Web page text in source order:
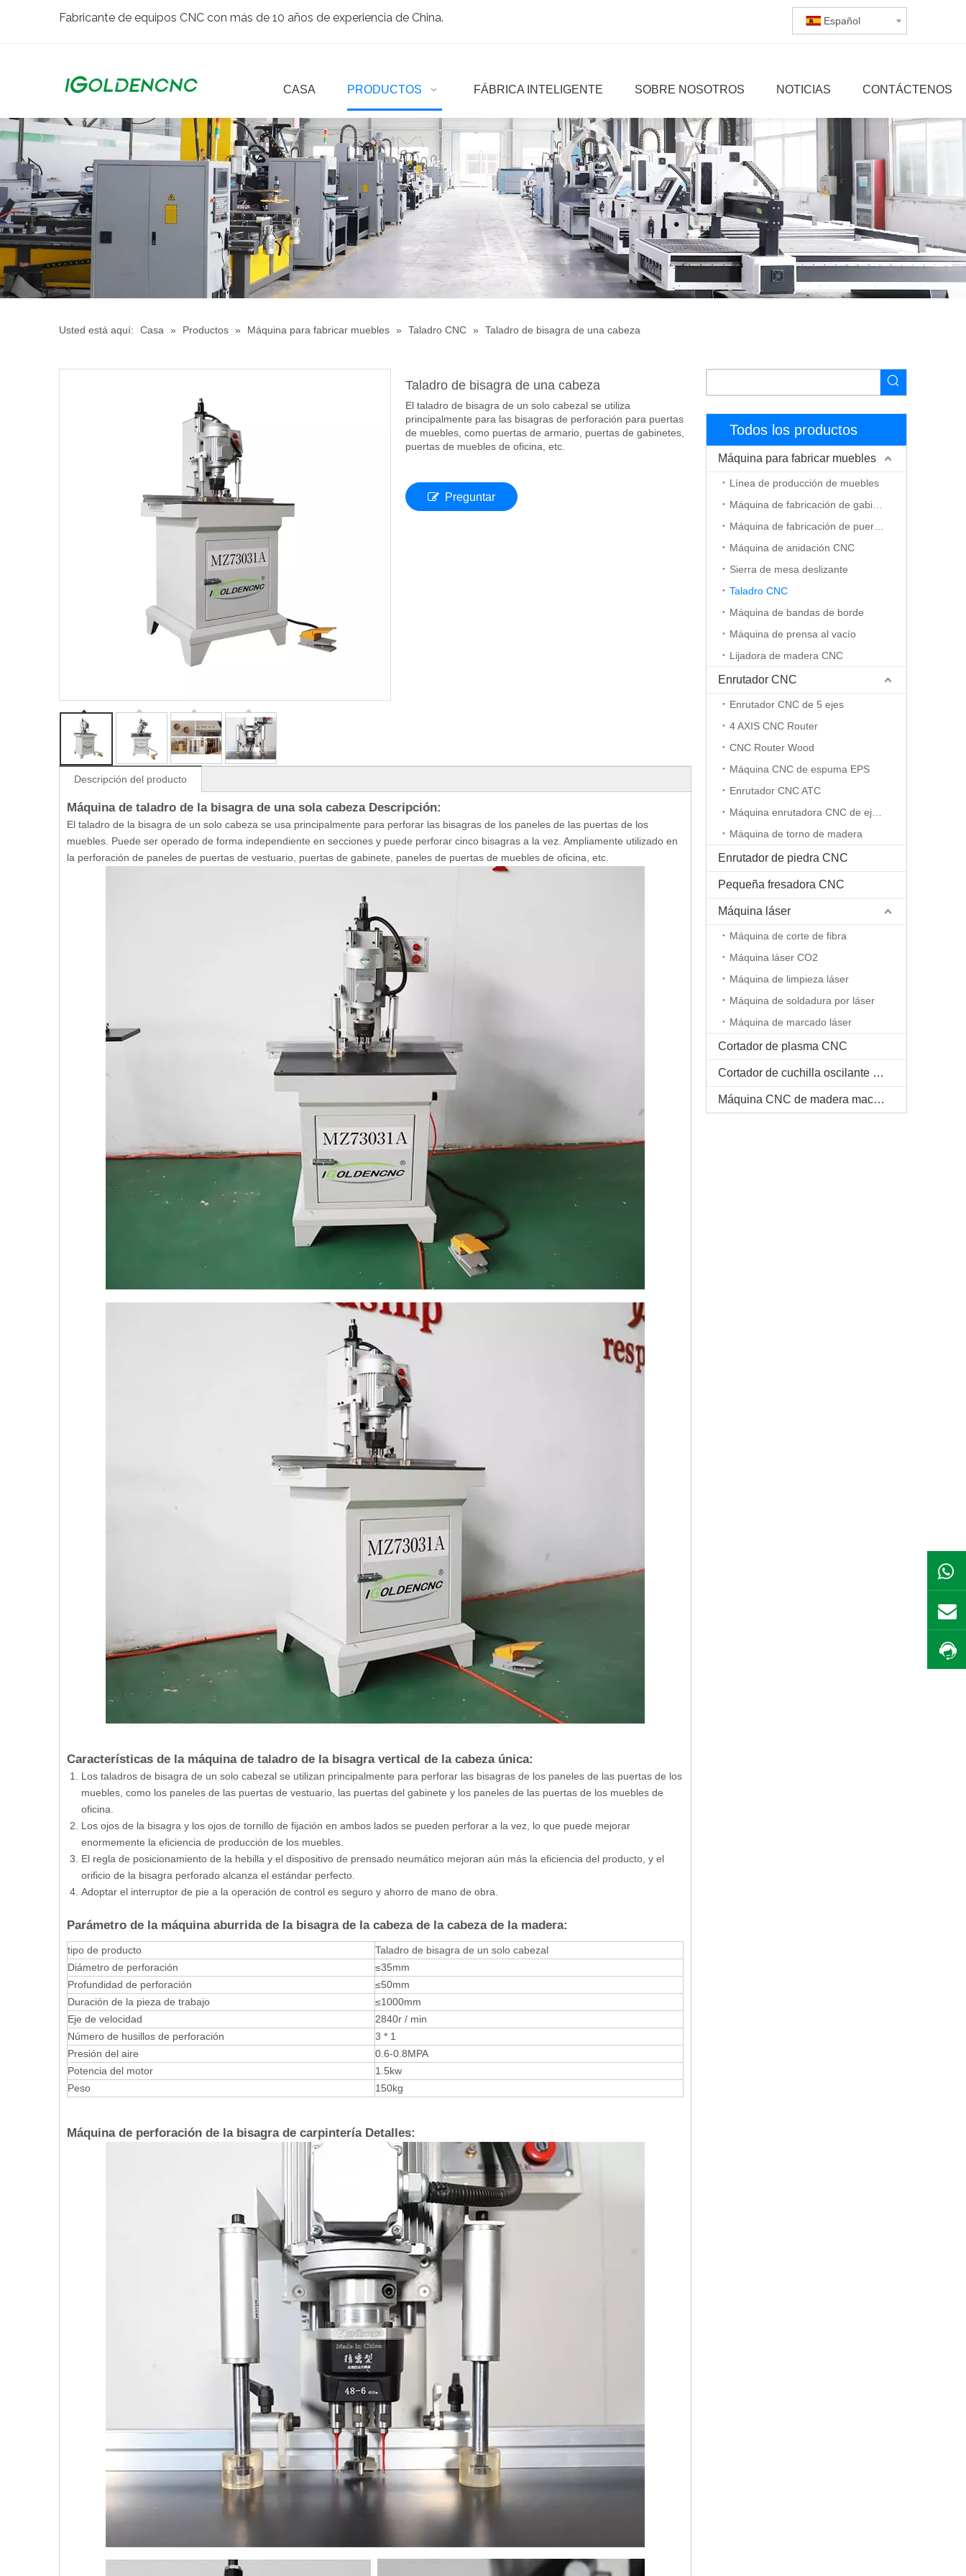
Fabricante de equipos CNC con más de 10 años de experiencia de China. Español
CASA PRODUCTOS FÁBRICA INTELIGENTE SOBRE NOSOTROS NOTICIAS CONTÁCTENOS
Usted está aquí: Casa » Productos » Máquina para fabricar muebles » Taladro CNC » Taladro de bisagra de una cabeza
Taladro de bisagra de una cabeza
El taladro de bisagra de un solo cabezal se utiliza
principalmente para las bisagras de perforación para puertas
de muebles, como puertas de armario, puertas de gabinetes,
puertas de muebles de oficina, etc.
Preguntar
Descripción del producto
Máquina de taladro de la bisagra de una sola cabeza Descripción:
El taladro de la bisagra de un solo cabeza se usa principalmente para perforar las bisagras de los paneles de las puertas de los
muebles. Puede ser operado de forma independiente en secciones y puede perforar cinco bisagras a la vez. Ampliamente utilizado en
la perforación de paneles de puertas de vestuario, puertas de gabinete, paneles de puertas de muebles de oficina, etc.
Características de la máquina de taladro de la bisagra vertical de la cabeza única:
Los taladros de bisagra de un solo cabezal se utilizan principalmente para perforar las bisagras de los paneles de las puertas de los
muebles, como los paneles de las puertas de vestuario, las puertas del gabinete y los paneles de las puertas de los muebles de
oficina.
Los ojos de la bisagra y los ojos de tornillo de fijación en ambos lados se pueden perforar a la vez, lo que puede mejorar
enormemente la eficiencia de producción de los muebles.
El regla de posicionamiento de la hebilla y el dispositivo de prensado neumático mejoran aún más la eficiencia del producto, y el
orificio de la bisagra perforado alcanza el estándar perfecto.
Adoptar el interruptor de pie a la operación de control es seguro y ahorro de mano de obra.
Parámetro de la máquina aburrida de la bisagra de la cabeza de la cabeza de la madera:
tipo de producto
Taladro de bisagra de un solo cabezal
Diámetro de perforación
≤35mm
Profundidad de perforación
≤50mm
Duración de la pieza de trabajo
≤1000mm
Eje de velocidad
2840r / min
Número de husillos de perforación
3 * 1
Presión del aire
0.6-0.8MPA
Potencia del motor
1.5kw
Peso
150kg
Máquina de perforación de la bisagra de carpintería Detalles:
Todos los productos
Máquina para fabricar muebles
Línea de producción de muebles
Máquina de anidación CNC
Sierra de mesa deslizante
Taladro CNC
Máquina de bandas de borde
Máquina de prensa al vacío
Lijadora de madera CNC
Enrutador CNC
Enrutador CNC de 5 ejes
4 AXIS CNC Router
CNC Router Wood
Máquina CNC de espuma EPS
Enrutador CNC ATC
Máquina de torno de madera
Enrutador de piedra CNC
Pequeña fresadora CNC
Máquina láser
Máquina de corte de fibra
Máquina láser CO2
Máquina de limpieza láser
Máquina de soldadura por láser
Máquina de marcado láser
Cortador de plasma CNC
Cortador de cuchilla oscilante CNC
Máquina CNC de madera maciza